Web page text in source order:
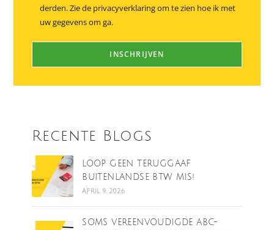
derden. Zie de privacyverklaring om te zien hoe ik met
uw gegevens om ga.
Recente Blogs
LOOP GEEN TERUGGAAF
BUITENLANDSE BTW MIS!
APRIL 9, 2026
SOMS VEREENVOUDIGDE ABC-